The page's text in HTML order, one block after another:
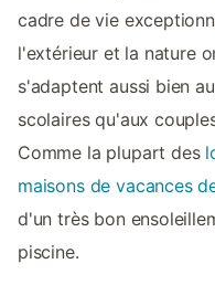
cadre de vie
l'extérieur et la nature
s'adaptent aussi bien
scolaires qu'aux
Comme la plupart des
maisons de vacances
d'un très bon
piscine.